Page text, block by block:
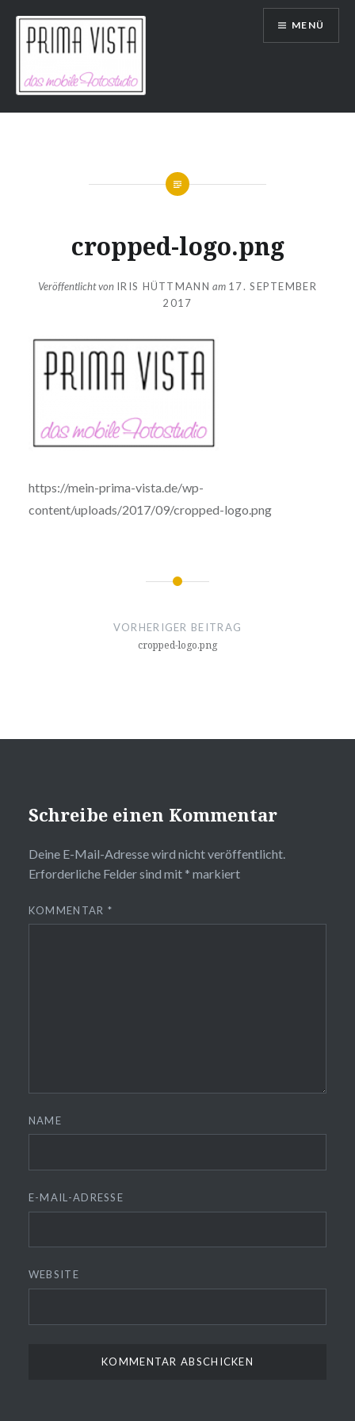
Inhalt
Prima Vista
MENÜ
cropped-logo.png
Veröffentlicht von IRIS HÜTTMANN am 17. SEPTEMBER
2017
https://mein-prima-vista.de/wp-
content/uploads/2017/09/cropped-logo.png
Beitragsnavigation
VORHERIGER BEITRAG
cropped-logo.png
Schreibe einen Kommentar
Deine E-Mail-Adresse wird nicht veröffentlicht.
Erforderliche Felder sind mit * markiert
KOMMENTAR *
NAME
E-MAIL-ADRESSE
WEBSITE